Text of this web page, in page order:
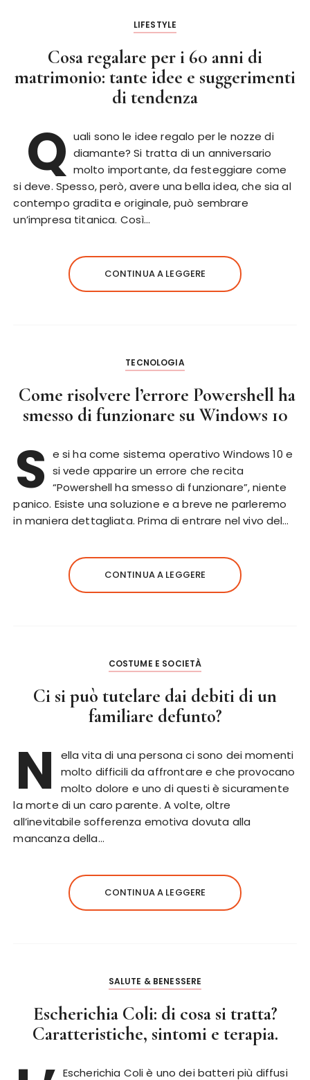
LIFESTYLE
Cosa regalare per i 60 anni di
matrimonio: tante idee e suggerimenti
di tendenza
Q uali sono le idee regalo per le nozze di
diamante? Si tratta di un anniversario
molto importante, da festeggiare come
si deve. Spesso, però, avere una bella idea, che sia al
contempo gradita e originale, può sembrare
un’impresa titanica. Così…
CONTINUA A LEGGERE
TECNOLOGIA
Come risolvere l’errore Powershell ha
smesso di funzionare su Windows 10
S e si ha come sistema operativo Windows 10 e
si vede apparire un errore che recita
“Powershell ha smesso di funzionare”, niente
panico. Esiste una soluzione e a breve ne parleremo
in maniera dettagliata. Prima di entrare nel vivo del…
CONTINUA A LEGGERE
COSTUME E SOCIETÀ
Ci si può tutelare dai debiti di un
familiare defunto?
N
ella vita di una persona ci sono dei momenti
molto difficili da affrontare e che provocano
molto dolore e uno di questi è sicuramente
la morte di un caro parente. A volte, oltre
all’inevitabile sofferenza emotiva dovuta alla
mancanza della…
CONTINUA A LEGGERE
SALUTE & BENESSERE
Escherichia Coli: di cosa si tratta?
Caratteristiche, sintomi e terapia.
Escherichia Coli è uno dei batteri più diffusi